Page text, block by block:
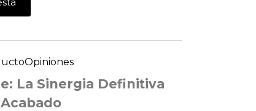
Opiniones
La Sinergia Definitiva